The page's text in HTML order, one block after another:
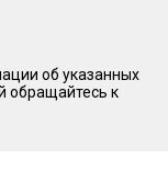
об указанных
обращайтесь к